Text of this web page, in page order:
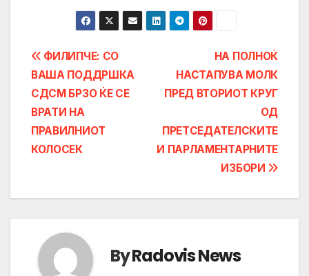
Post
navigation
НА ПОЛНОЌ
НАСТАПУВА МОЛК
ПРЕД ВТОРИОТ КРУГ
ОД
ПРЕТСЕДАТЕЛСКИТЕ
И ПАРЛАМЕНТАРНИТЕ
ИЗБОРИ
ФИЛИПЧЕ: СО
ВАША ПОДДРШКА
СДСМ БРЗО ЌЕ СЕ
ВРАТИ НА
ПРАВИЛНИОТ
КОЛОСЕК
ByRadovis News